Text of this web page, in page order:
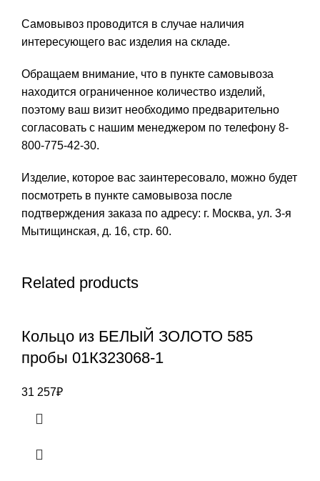
Самовывоз проводится в случае наличия
интересующего вас изделия на складе.
Обращаем внимание, что в пункте самовывоза
находится ограниченное количество изделий,
поэтому ваш визит необходимо предварительно
согласовать с нашим менеджером по телефону 8-
800-775-42-30.
Изделие, которое вас заинтересовало, можно будет
посмотреть в пункте самовывоза после
подтверждения заказа по адресу: г. Москва, ул. 3-я
Мытищинская, д. 16, стр. 60.
Related products
Кольцо из БЕЛЫЙ ЗОЛОТО 585
пробы 01К323068-1
31 257₽